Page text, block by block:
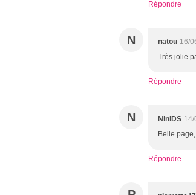
Répondre
N natou 16/
Très jolie
Répondre
N NiniDS
Belle
Répondre